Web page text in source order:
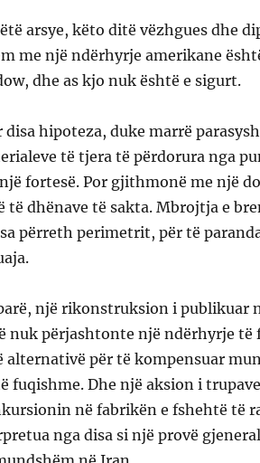
arsye, këto ditë vëzhgues dhe
me një ndërhyrje amerikane
dhe as kjo nuk është e sigurt.
disa hipoteza, duke marrë
të tjera të përdorura nga
fortesë. Por gjithmonë me një
të dhënave të sakta. Mbrojtja e
përreth perimetrit, për të
një rikonstruksion i publikuar
nuk përjashtonte një ndërhyrje të
për të kompensuar
fuqishme. Dhe një aksion i
në fabrikën e fshehtë të
nga disa si një provë